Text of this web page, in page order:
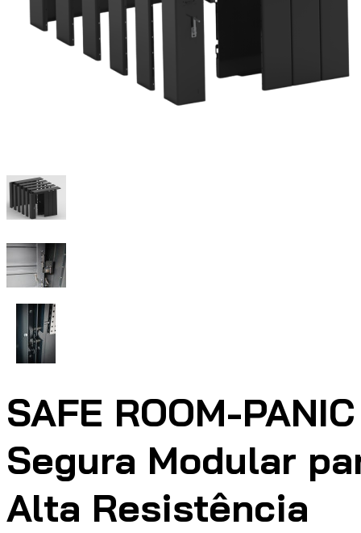
SAFE ROOM-
Segura Modular
Alta Resistência